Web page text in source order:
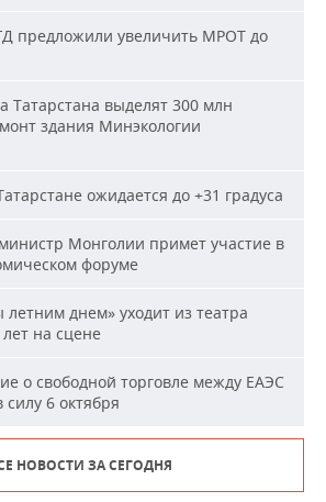
предложили увеличить МРОТ до
Татарстана выделят 300 млн
здания Минэкологии
ожидается до +31 градуса
Монголии примет участие в
форуме
днем» уходит из театра
на сцене
о свободной торговле между ЕАЭС
6 октября
НОВОСТИ ЗА СЕГОДНЯ